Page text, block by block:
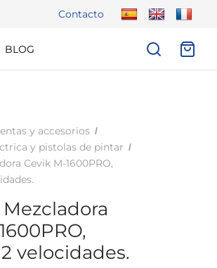
Contacto
BLOG
y accesorios /
y pistolas de pintar /
Cevik M-1600PRO,
velocidades.